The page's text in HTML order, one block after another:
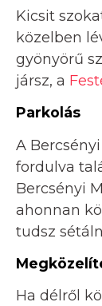
Kicsit
közelben
gyönyörű
jársz, a
Parkolás
A
fordulva
Bercsényi
ahonnan
tudsz
Ha délről